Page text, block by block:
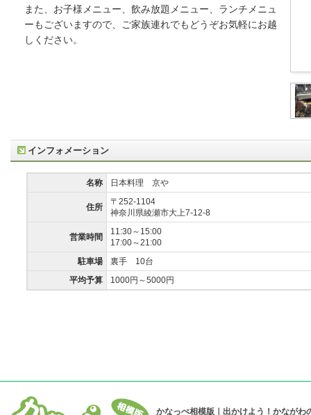
また、お子様メニュー、飲み放題メニュー、ランチメニュ
ーもございますので、ご家族連れでもどうぞお気軽にお越
しください。
インフォメーション
名称 日本料理 京や
住所
〒252-1104
神奈川県綾瀬市大上7-12-8
営業時間
11:30～15:00
17:00～21:00
駐車場
裏手 10台
平均予算
1000円～5000円
かなっぺ相模版｜出かけよう！かながわ